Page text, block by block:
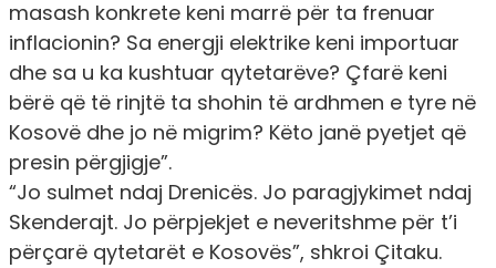
masash konkrete keni marrë për ta frenuar
inflacionin? Sa energji elektrike keni importuar
dhe sa u ka kushtuar qytetarëve? Çfarë keni
bërë që të rinjtë ta shohin të ardhmen e tyre në
Kosovë dhe jo në migrim? Këto janë pyetjet që
presin përgjigje”.
“Jo sulmet ndaj Drenicës. Jo paragjykimet ndaj
Skenderajt. Jo përpjekjet e neveritshme për t’i
përçarë qytetarët e Kosovës”, shkroi Çitaku.